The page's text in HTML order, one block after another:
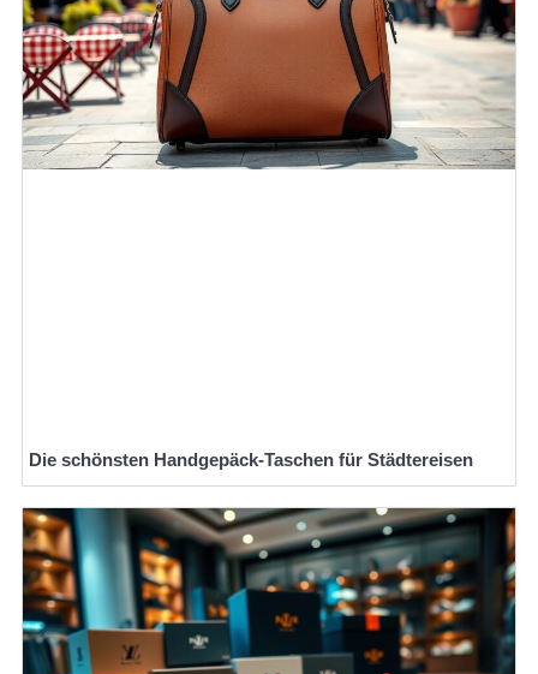
Die schönsten Handgepäck-Taschen für Städtereisen